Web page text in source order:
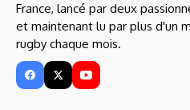
France, lancé par deux
et maintenant lu par plus d'un
rugby chaque mois.